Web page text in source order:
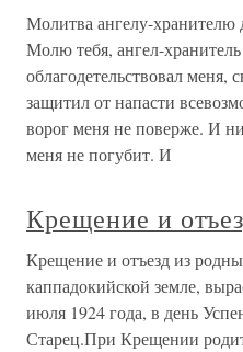
Молитва ангелу-
Молю тебя, ангел-
облагодетельствовал меня,
защитил от напасти
ворог меня не поверже. И
меня не погубит. И
Крещение и
Крещение и отъезд из
каппадокийской земле,
июля 1924 года, в день
Старец.При Крещении